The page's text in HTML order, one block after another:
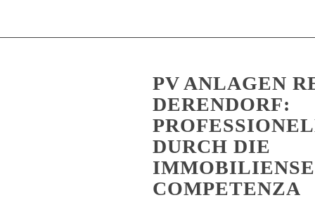
PV ANLAGEN
DERENDORF:
DURCH DIE
COMPETENZA